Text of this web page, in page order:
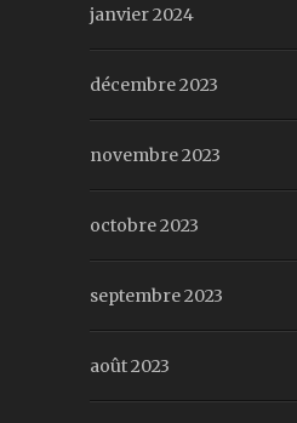
janvier 2024
décembre 2023
novembre 2023
octobre 2023
septembre 2023
août 2023